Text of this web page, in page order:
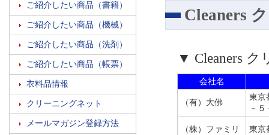
Cleaners
▼ Cleaners ク
会社名
（有）大佛
東京
－５
（株）ファミリ
東京
ご紹介したい商品（書籍）
ご紹介したい商品（機械）
ご紹介したい商品（洗剤）
ご紹介したい商品（帳票）
衣料品情報
クリーニングネット
メールマガジン登録方法